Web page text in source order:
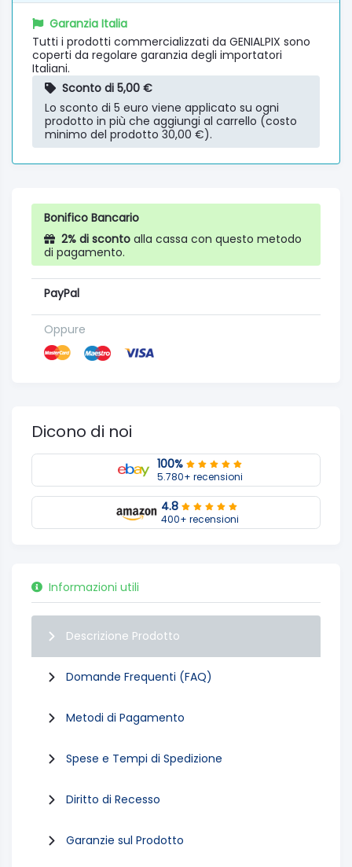
Garanzia Italia
Tutti i prodotti commercializzati da GENIALPIX sono
coperti da regolare garanzia degli importatori
Italiani.
Sconto di 5,00 €
Lo sconto di 5 euro viene applicato su ogni
prodotto in più che aggiungi al carrello (costo
minimo del prodotto 30,00 €).
Bonifico Bancario
2% di sconto alla cassa con questo metodo
di pagamento.
PayPal
Oppure
Dicono di noi
100%
5.780+ recensioni
4.8
400+ recensioni
Informazioni utili
Descrizione Prodotto
Domande Frequenti (FAQ)
Metodi di Pagamento
Spese e Tempi di Spedizione
Diritto di Recesso
Garanzie sul Prodotto